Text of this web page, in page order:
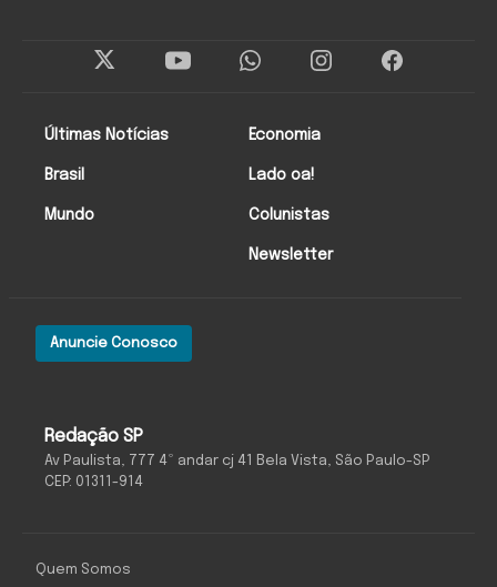
Redação SP
Av Paulista, 777 4º andar cj 41 Bela Vista, São Paulo-SP
CEP: 01311-914
Anuncie Conosco
Últimas Notícias
Brasil
Mundo
Economia
Lado oa!
Colunistas
Newsletter
Quem Somos